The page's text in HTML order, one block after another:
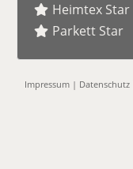
Heimtex Star
Parkett Star
Impressum | Datenschutz